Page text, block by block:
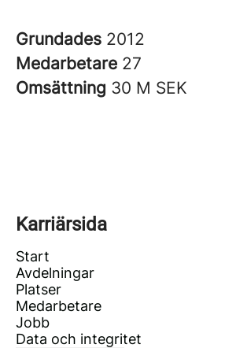
Grundades 2012
Medarbetare 27
Omsättning 30 M SEK
Karriärsida
Start
Avdelningar
Platser
Medarbetare
Jobb
Data och integritet